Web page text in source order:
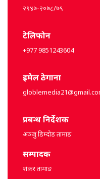
२९४७-२०७८/७९
टेलिफोन
+977 9851243604
इमेल ठेगाना
प्रबन्ध निर्देशक
अञ्जु डिम्दोङ तामाङ
सम्पादक
शंकर तामाङ